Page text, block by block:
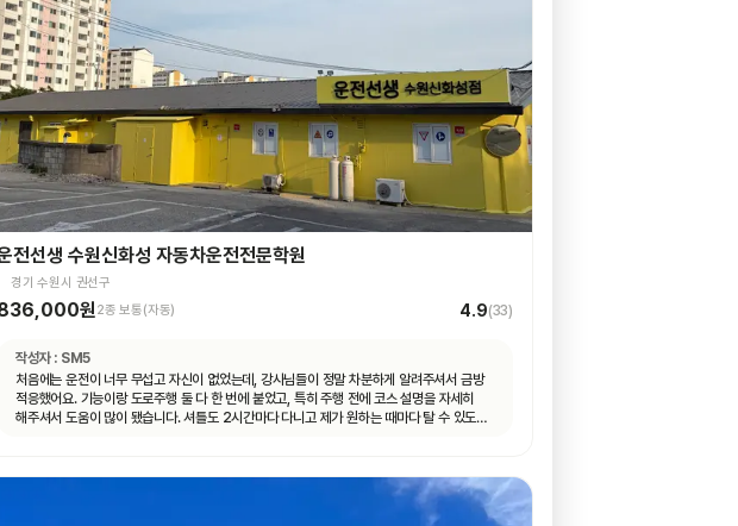
전선생 수원신화성 자동차운전전문학원
경기 수원시 권선구
원 2종 보통(자동) 4.9(33)
작성자 : SM5
처음에는 운전이 너무 무섭고 자신이 없었는데, 강사님들이 정말 차분하게 알려주셔서 금방
적응했어요. 기능이랑 도로주행 둘 다 한 번에 붙었고, 특히 주행 전에 코스 설명을 자세히
해주셔서 도움이 많이 됐습니다. 셔틀도 2시간마다 다니고 제가 원하는 때마다 탈 수 있도록